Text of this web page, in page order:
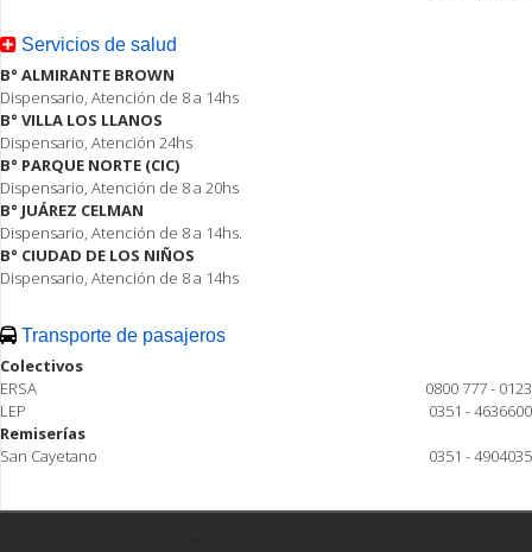
Servicios de salud
B° ALMIRANTE BROWN
Dispensario, Atención de 8 a 14hs
B° VILLA LOS LLANOS
Dispensario, Atención 24hs
B° PARQUE NORTE (CIC)
Dispensario, Atención de 8 a 20hs
B° JUÁREZ CELMAN
Dispensario, Atención de 8 a 14hs.
B° CIUDAD DE LOS NIÑOS
Dispensario, Atención de 8 a 14hs
Transporte de pasajeros
Colectivos
ERSA
0800 777 - 0123
LEP
0351 - 4636600
Remiserías
San Cayetano
0351 - 4904035